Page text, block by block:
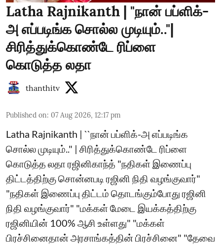
Latha Rajnikanth | "நான் பப்ளிக்-
அ எப்படிங்க சொல்ல முடியும்.."|
சிரித்துக்கொண்டே ரிப்ளை
கொடுத்த லதா
thanthitv
Published on: 07 Aug 2026, 12:17 pm
Latha Rajnikanth | ``நான் பப்ளிக்-அ எப்படிங்க
சொல்ல முடியும்.." | சிரித்துக்கொண்டே ரிப்ளை
கொடுத்த லதா ரஜினிகாந்த் "நதிகள் இணைப்பு
திட்டத்திற்கு சொன்னபடி ரஜினி நிதி வழங்குவார்"
"நதிகள் இணைப்பு திட்டம் தொடங்கும்போது ரஜினி
நிதி வழங்குவார்" "மக்கள் மேடை இயக்கத்திற்கு
ரஜினியின் 100% ஆசி உள்ளது" "மக்கள்
பிரச்சினைதான் அரசாங்கத்தின் பிரச்சினை" "தேவை